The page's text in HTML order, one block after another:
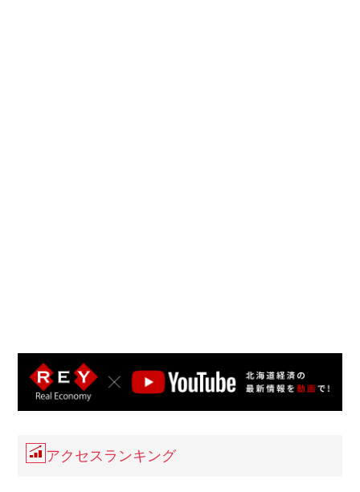
アクセスランキング